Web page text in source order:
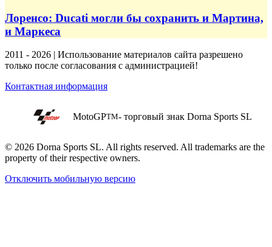
Лоренсо: Ducati могли бы сохранить и Мартина,
и Маркеса
2011 - 2026 | Использование материалов сайта разрешено
только после согласования с администрацией!
Контактная информация
MotoGPTM- торговый знак Dorna Sports SL
© 2026 Dorna Sports SL. All rights reserved. All trademarks are the
property of their respective owners.
Отключить мобильную версию